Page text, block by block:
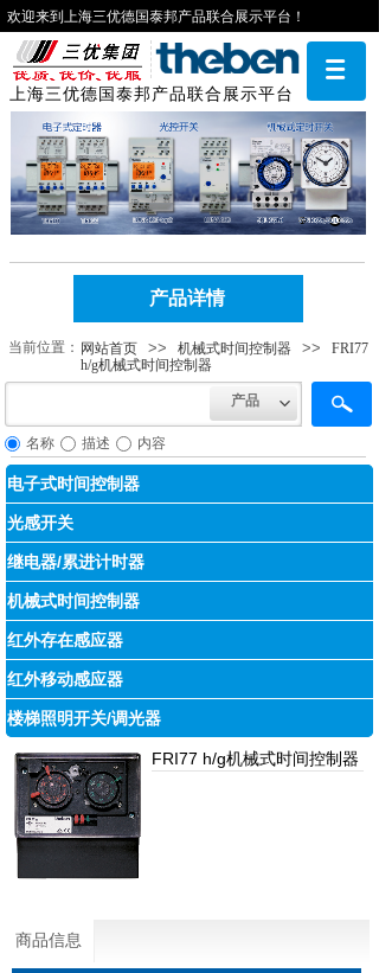
欢迎来到上海三优德国泰邦产品联合展示平台！
上海三优德国泰邦产品联合展示平台
产品详情
当前位​​置： 网站首页 >> 机械式时间控制器 >>
FRI77
h/g机械式时间控制器
产品
名称 描述 内容
电子式时间控制器
光感开关
继电器/累进计时器
机械式时间控制器
红外存在感应器
红外移动感应器
楼梯照明开关/调光器
FRI77 h/g机械式时间控制器
商品信息